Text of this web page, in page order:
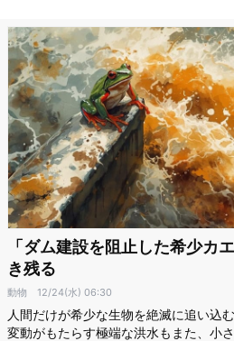
「ダム建設を阻止した希少カ
き残る
動物 12/24(水) 06:30
人間だけが希少な生物を絶滅に追い込
変動がもたらす極端な洪水もまた、小